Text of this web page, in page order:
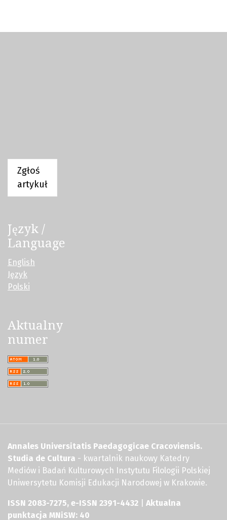
Zgłoś
artykuł
Język /
Language
English
Język
Polski
Aktualny
numer
Annales Universitatis Paedagogicae Cracoviensis.
Studia de Cultura - kwartalnik naukowy Katedry
Mediów i Badań Kulturowych Instytutu Filologii Polskiej
Uniwersytetu Komisji Edukacji Narodowej w Krakowie.
ISSN 2083-7275, e-ISSN 2391-4432
Aktualna
punktacja MNiSW: 40